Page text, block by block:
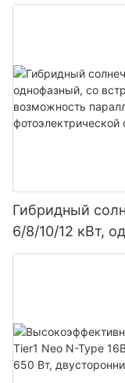
Гибридный
6/8/10/12 кВт,
MPPT-